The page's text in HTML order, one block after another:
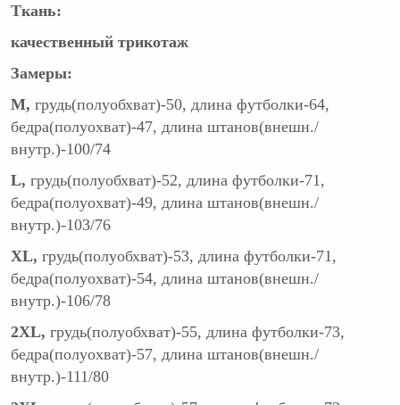
Ткань:
качественный трикотаж
Замеры:
M, грудь(полуобхват)-50, длина футболки-64,
бедра(полуохват)-47, длина штанов(внешн./
внутр.)-100/74
L, грудь(полуобхват)-52, длина футболки-71,
бедра(полуохват)-49, длина штанов(внешн./
внутр.)-103/76
XL, грудь(полуобхват)-53, длина футболки-71,
бедра(полуохват)-54, длина штанов(внешн./
внутр.)-106/78
2XL, грудь(полуобхват)-55, длина футболки-73,
бедра(полуохват)-57, длина штанов(внешн./
внутр.)-111/80